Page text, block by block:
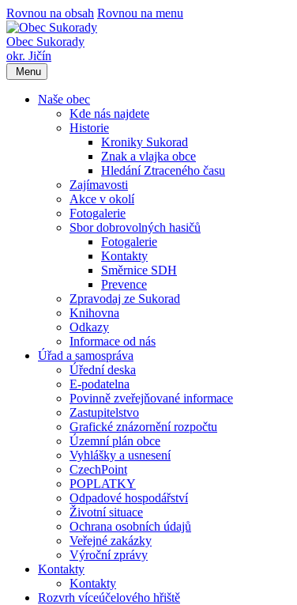
Rovnou na obsah Rovnou na menu
Obec Sukorady
okr. Jičín
Menu
Naše obec
Kde nás najdete
Historie
Kroniky Sukorad
Znak a vlajka obce
Hledání Ztraceného času
Zajímavosti
Akce v okolí
Fotogalerie
Sbor dobrovolných hasičů
Fotogalerie
Kontakty
Směrnice SDH
Prevence
Zpravodaj ze Sukorad
Knihovna
Odkazy
Informace od nás
Úřad a samospráva
Úřední deska
E-podatelna
Povinně zveřejňované informace
Zastupitelstvo
Grafické znázornění rozpočtu
Územní plán obce
Vyhlášky a usnesení
CzechPoint
POPLATKY
Odpadové hospodářství
Životní situace
Ochrana osobních údajů
Veřejné zakázky
Výroční zprávy
Kontakty
Kontakty
Rozvrh víceúčelového hřiště